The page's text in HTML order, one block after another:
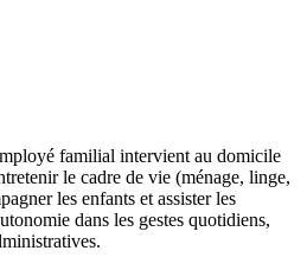
familial intervient au domicile
le cadre de vie (ménage, linge,
les enfants et assister les
dans les gestes quotidiens,